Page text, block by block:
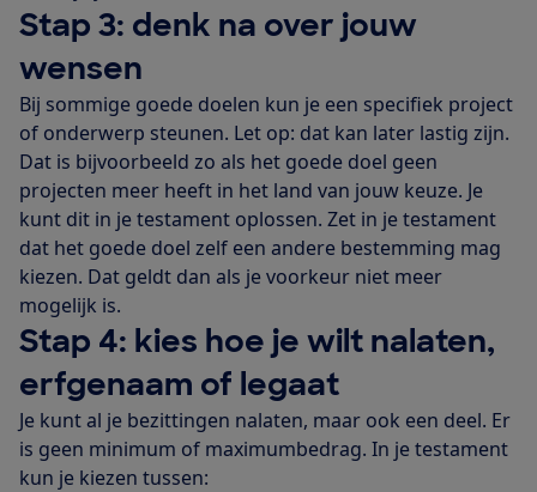
Stap 3: denk na over jouw
wensen
Bij sommige goede doelen kun je een specifiek project
of onderwerp steunen. Let op: dat kan later lastig zijn.
Dat is bijvoorbeeld zo als het goede doel geen
projecten meer heeft in het land van jouw keuze. Je
kunt dit in je testament oplossen. Zet in je testament
dat het goede doel zelf een andere bestemming mag
kiezen. Dat geldt dan als je voorkeur niet meer
mogelijk is.
Stap 4: kies hoe je wilt nalaten,
erfgenaam of legaat
Je kunt al je bezittingen nalaten, maar ook een deel. Er
is geen minimum of maximumbedrag. In je testament
kun je kiezen tussen: